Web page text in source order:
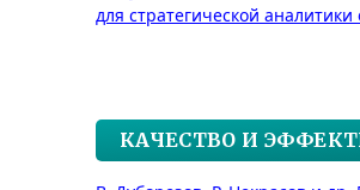
для стратегической
КАЧЕСТВО И